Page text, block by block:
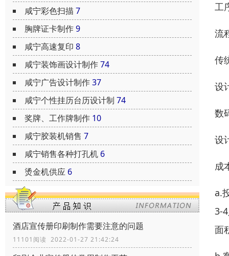
咸宁彩色扫描 7
胸牌证卡制作9
咸宁高速复印 8
咸宁装饰画设计制作74
咸宁广告设计制作37
咸宁个性挂历台历设计制 74
奖牌、工作牌制作 10
咸宁胶装机销售 7
咸宁销售各种打孔机 6
烫金机供应 6
酒店宣传册印刷制作需要注意的问题
11101阅读 2022-01-27 21:42:24
工
流
传
设
数
设
成
a.
3-
面